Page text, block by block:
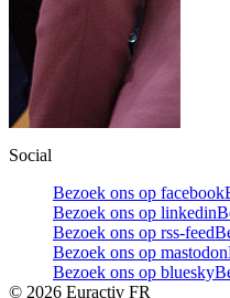
Social
Bezoek ons op facebook
Bezoek ons op linkedin
Bezoek ons op rss-feed
Bezoek ons op mastodon
Bezoek ons op bluesky
© 2026 Euractiv FR